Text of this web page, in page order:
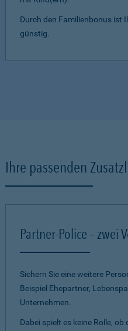
Durch den Familienbonus ist
günstig.
Ihre passenden
Partner-Police – zwei
Sichern Sie eine weitere
Beispiel Ehepartner,
Unternehmen.
Dabei spielt es keine Rolle,